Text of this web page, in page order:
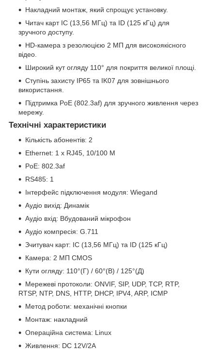
Накладний монтаж, який спрощує установку.
Читач карт IC (13,56 МГц) та ID (125 кГц) для
зручного доступу.
HD-камера з резолюцією 2 МП для високоякісного
відео.
Широкий кут огляду 110° для покриття великої площі.
Ступінь захисту IP65 та IK07 для зовнішнього
використання.
Підтримка PoE (802.3af) для зручного живлення через
мережу.
Технічні характеристики
Кількість абонентів: 2
Ethernet: 1 x RJ45, 10/100 M
PoE: 802.3af
RS485: 1
Інтерфейс підключення модуля: Wiegand
Аудіо вихід: Динамік
Аудіо вхід: Вбудований мікрофон
Аудіо компресія: G.711
Зчитувач карт: IC (13,56 МГц) та ID (125 кГц)
Камера: 2 МП CMOS
Кути огляду: 110°(Г) / 60°(В) / 125°(Д)
Мережеві протоколи: ONVIF, SIP, UDP, TCP, RTP,
RTSP, NTP, DNS, HTTP, DHCP, IPV4, ARP, ICMP
Метод роботи: механічні кнопки
Монтаж: накладний
Операційна система: Linux
Живлення: DC 12V/2A